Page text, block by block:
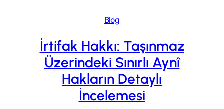
Blog
İrtifak Hakkı: Taşınmaz
Üzerindeki Sınırlı Aynî
Hakların Detaylı
İncelemesi